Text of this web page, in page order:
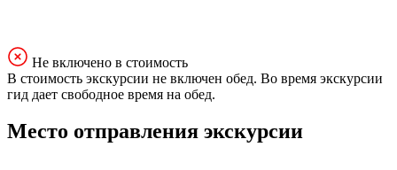
Не включено в стоимость
В стоимость экскурсии не включен обед. Во время экскурсии
гид дает свободное время на обед.
Место отправления экскурсии